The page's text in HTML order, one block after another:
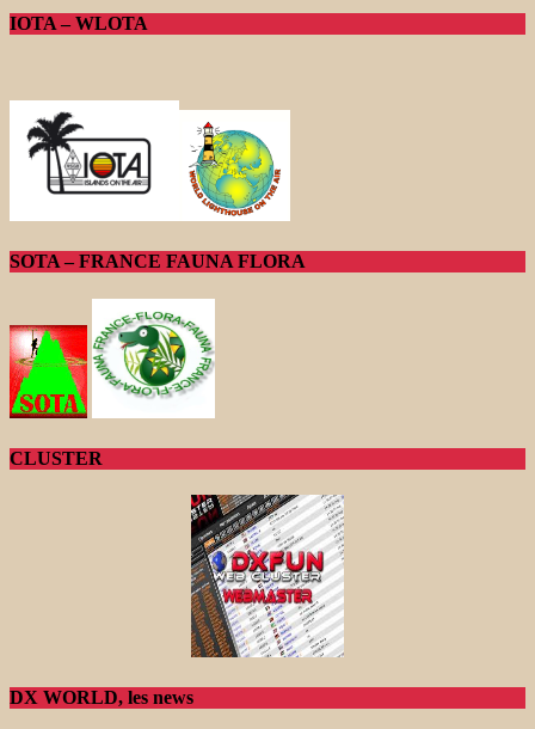
IOTA – WLOTA
SOTA – FRANCE FAUNA FLORA
CLUSTER
DX WORLD, les news